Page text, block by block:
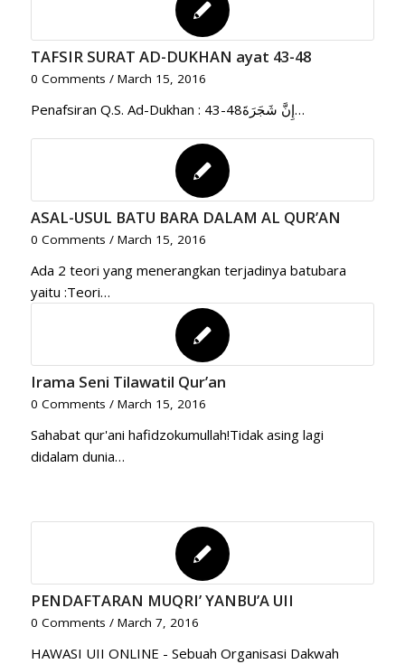
TAFSIR SURAT AD-DUKHAN ayat 43-48
0 Comments / March 15, 2016
Penafsiran Q.S. Ad-Dukhan : 43-48إِنَّ شَجَرَةَ…
ASAL-USUL BATU BARA DALAM AL QUR’AN
0 Comments / March 15, 2016
Ada 2 teori yang menerangkan terjadinya batubara
yaitu :Teori…
Irama Seni Tilawatil Qur’an
0 Comments / March 15, 2016
Sahabat qur'ani hafidzokumullah!Tidak asing lagi
didalam dunia…
PENDAFTARAN MUQRI’ YANBU’A UII
0 Comments / March 7, 2016
HAWASI UII ONLINE - Sebuah Organisasi Dakwah